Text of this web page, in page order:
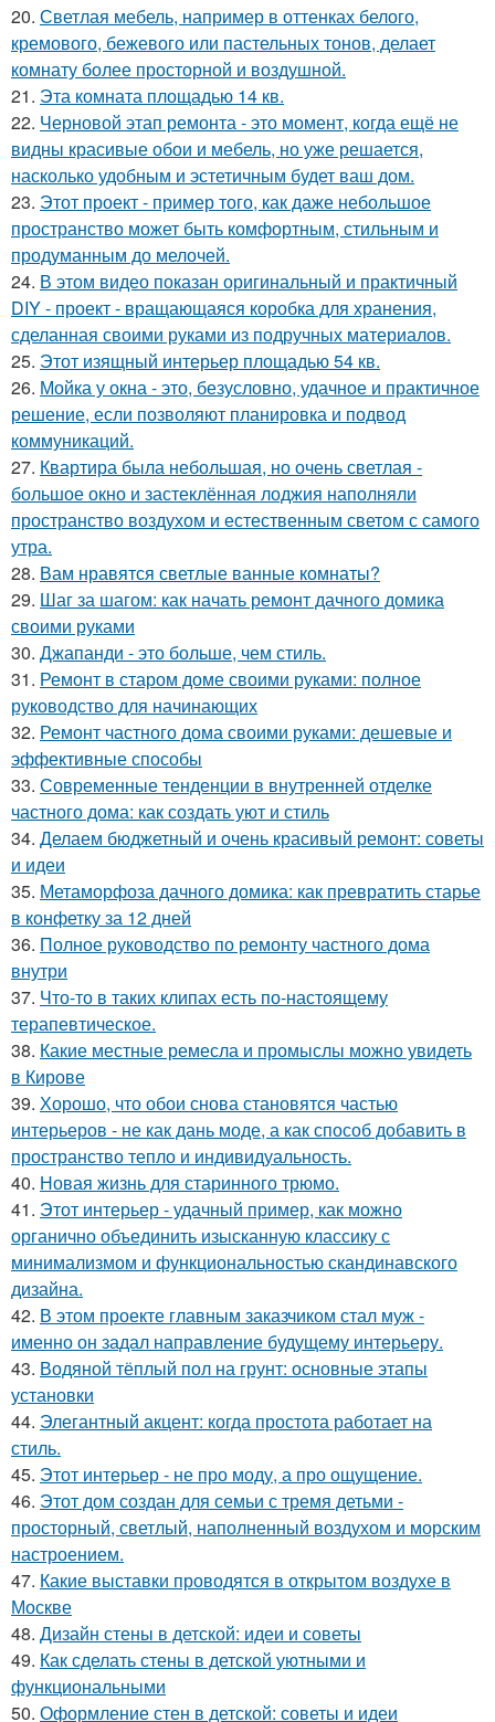
20. Светлая мебель, например в оттенках белого,
кремового, бежевого или пастельных тонов, делает
комнату более просторной и воздушной.
21. Эта комната площадью 14 кв.
22. Черновой этап ремонта - это момент, когда ещё не
видны красивые обои и мебель, но уже решается,
насколько удобным и эстетичным будет ваш дом.
23. Этот проект - пример того, как даже небольшое
пространство может быть комфортным, стильным и
продуманным до мелочей.
24. В этом видео показан оригинальный и практичный
DIY - проект - вращающаяся коробка для хранения,
сделанная своими руками из подручных материалов.
25. Этот изящный интерьер площадью 54 кв.
26. Мойка у окна - это, безусловно, удачное и практичное
решение, если позволяют планировка и подвод
коммуникаций.
27. Квартира была небольшая, но очень светлая -
большое окно и застеклённая лоджия наполняли
пространство воздухом и естественным светом с самого
утра.
28. Вам нравятся светлые ванные комнаты?
29. Шаг за шагом: как начать ремонт дачного домика
своими руками
30. Джапанди - это больше, чем стиль.
31. Ремонт в старом доме своими руками: полное
руководство для начинающих
32. Ремонт частного дома своими руками: дешевые и
эффективные способы
33. Современные тенденции в внутренней отделке
частного дома: как создать уют и стиль
34. Делаем бюджетный и очень красивый ремонт: советы
и идеи
35. Метаморфоза дачного домика: как превратить старье
в конфетку за 12 дней
36. Полное руководство по ремонту частного дома
внутри
37. Что-то в таких клипах есть по-настоящему
терапевтическое.
38. Какие местные ремесла и промыслы можно увидеть
в Кирове
39. Хорошо, что обои снова становятся частью
интерьеров - не как дань моде, а как способ добавить в
пространство тепло и индивидуальность.
40. Новая жизнь для старинного трюмо.
41. Этот интерьер - удачный пример, как можно
органично объединить изысканную классику с
минимализмом и функциональностью скандинавского
дизайна.
42. В этом проекте главным заказчиком стал муж -
именно он задал направление будущему интерьеру.
43. Водяной тёплый пол на грунт: основные этапы
установки
44. Элегантный акцент: когда простота работает на
стиль.
45. Этот интерьер - не про моду, а про ощущение.
46. Этот дом создан для семьи с тремя детьми -
просторный, светлый, наполненный воздухом и морским
настроением.
47. Какие выставки проводятся в открытом воздухе в
Москве
48. Дизайн стены в детской: идеи и советы
49. Как сделать стены в детской уютными и
функциональными
50. Оформление стен в детской: советы и идеи